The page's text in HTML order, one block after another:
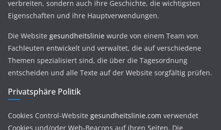
verbreiten, sondern auch ihre Geschichte, die wichtigsten
Eigenschaften und ihre Hauptverwendungen.
Die Website gesundheitslinie wurde von einem Team von
Fachleuten entwickelt und verwaltet, die auf verschiedene
Themen spezialisiert sind, die über die Tagesordnung
entscheiden und alle Texte auf der Website sorgfältig prüfen.
Privatsphäre Politik
Cookies Control-Website gesundheitslinie.com verwendet
Cookies und/oder Web-Beacons auf ihren Seiten. Die